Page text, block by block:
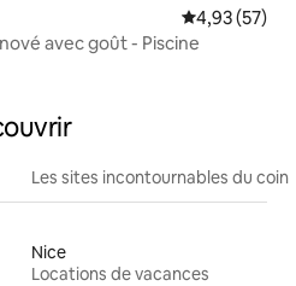
Note
4,93 (57)
avec goût - Piscine
Les sites incontournables du coin
Nice
Locations de vacances